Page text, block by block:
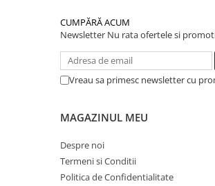
CUMPĂRĂ ACUM
Newsletter Nu rata ofertele si
Vreau sa primesc newsletter cu
MAGAZINUL MEU
Despre noi
Termeni si Conditii
Politica de Confidentialitate